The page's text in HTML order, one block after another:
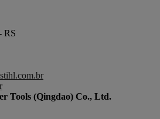
RS
Tools (Qingdao) Co., Ltd.